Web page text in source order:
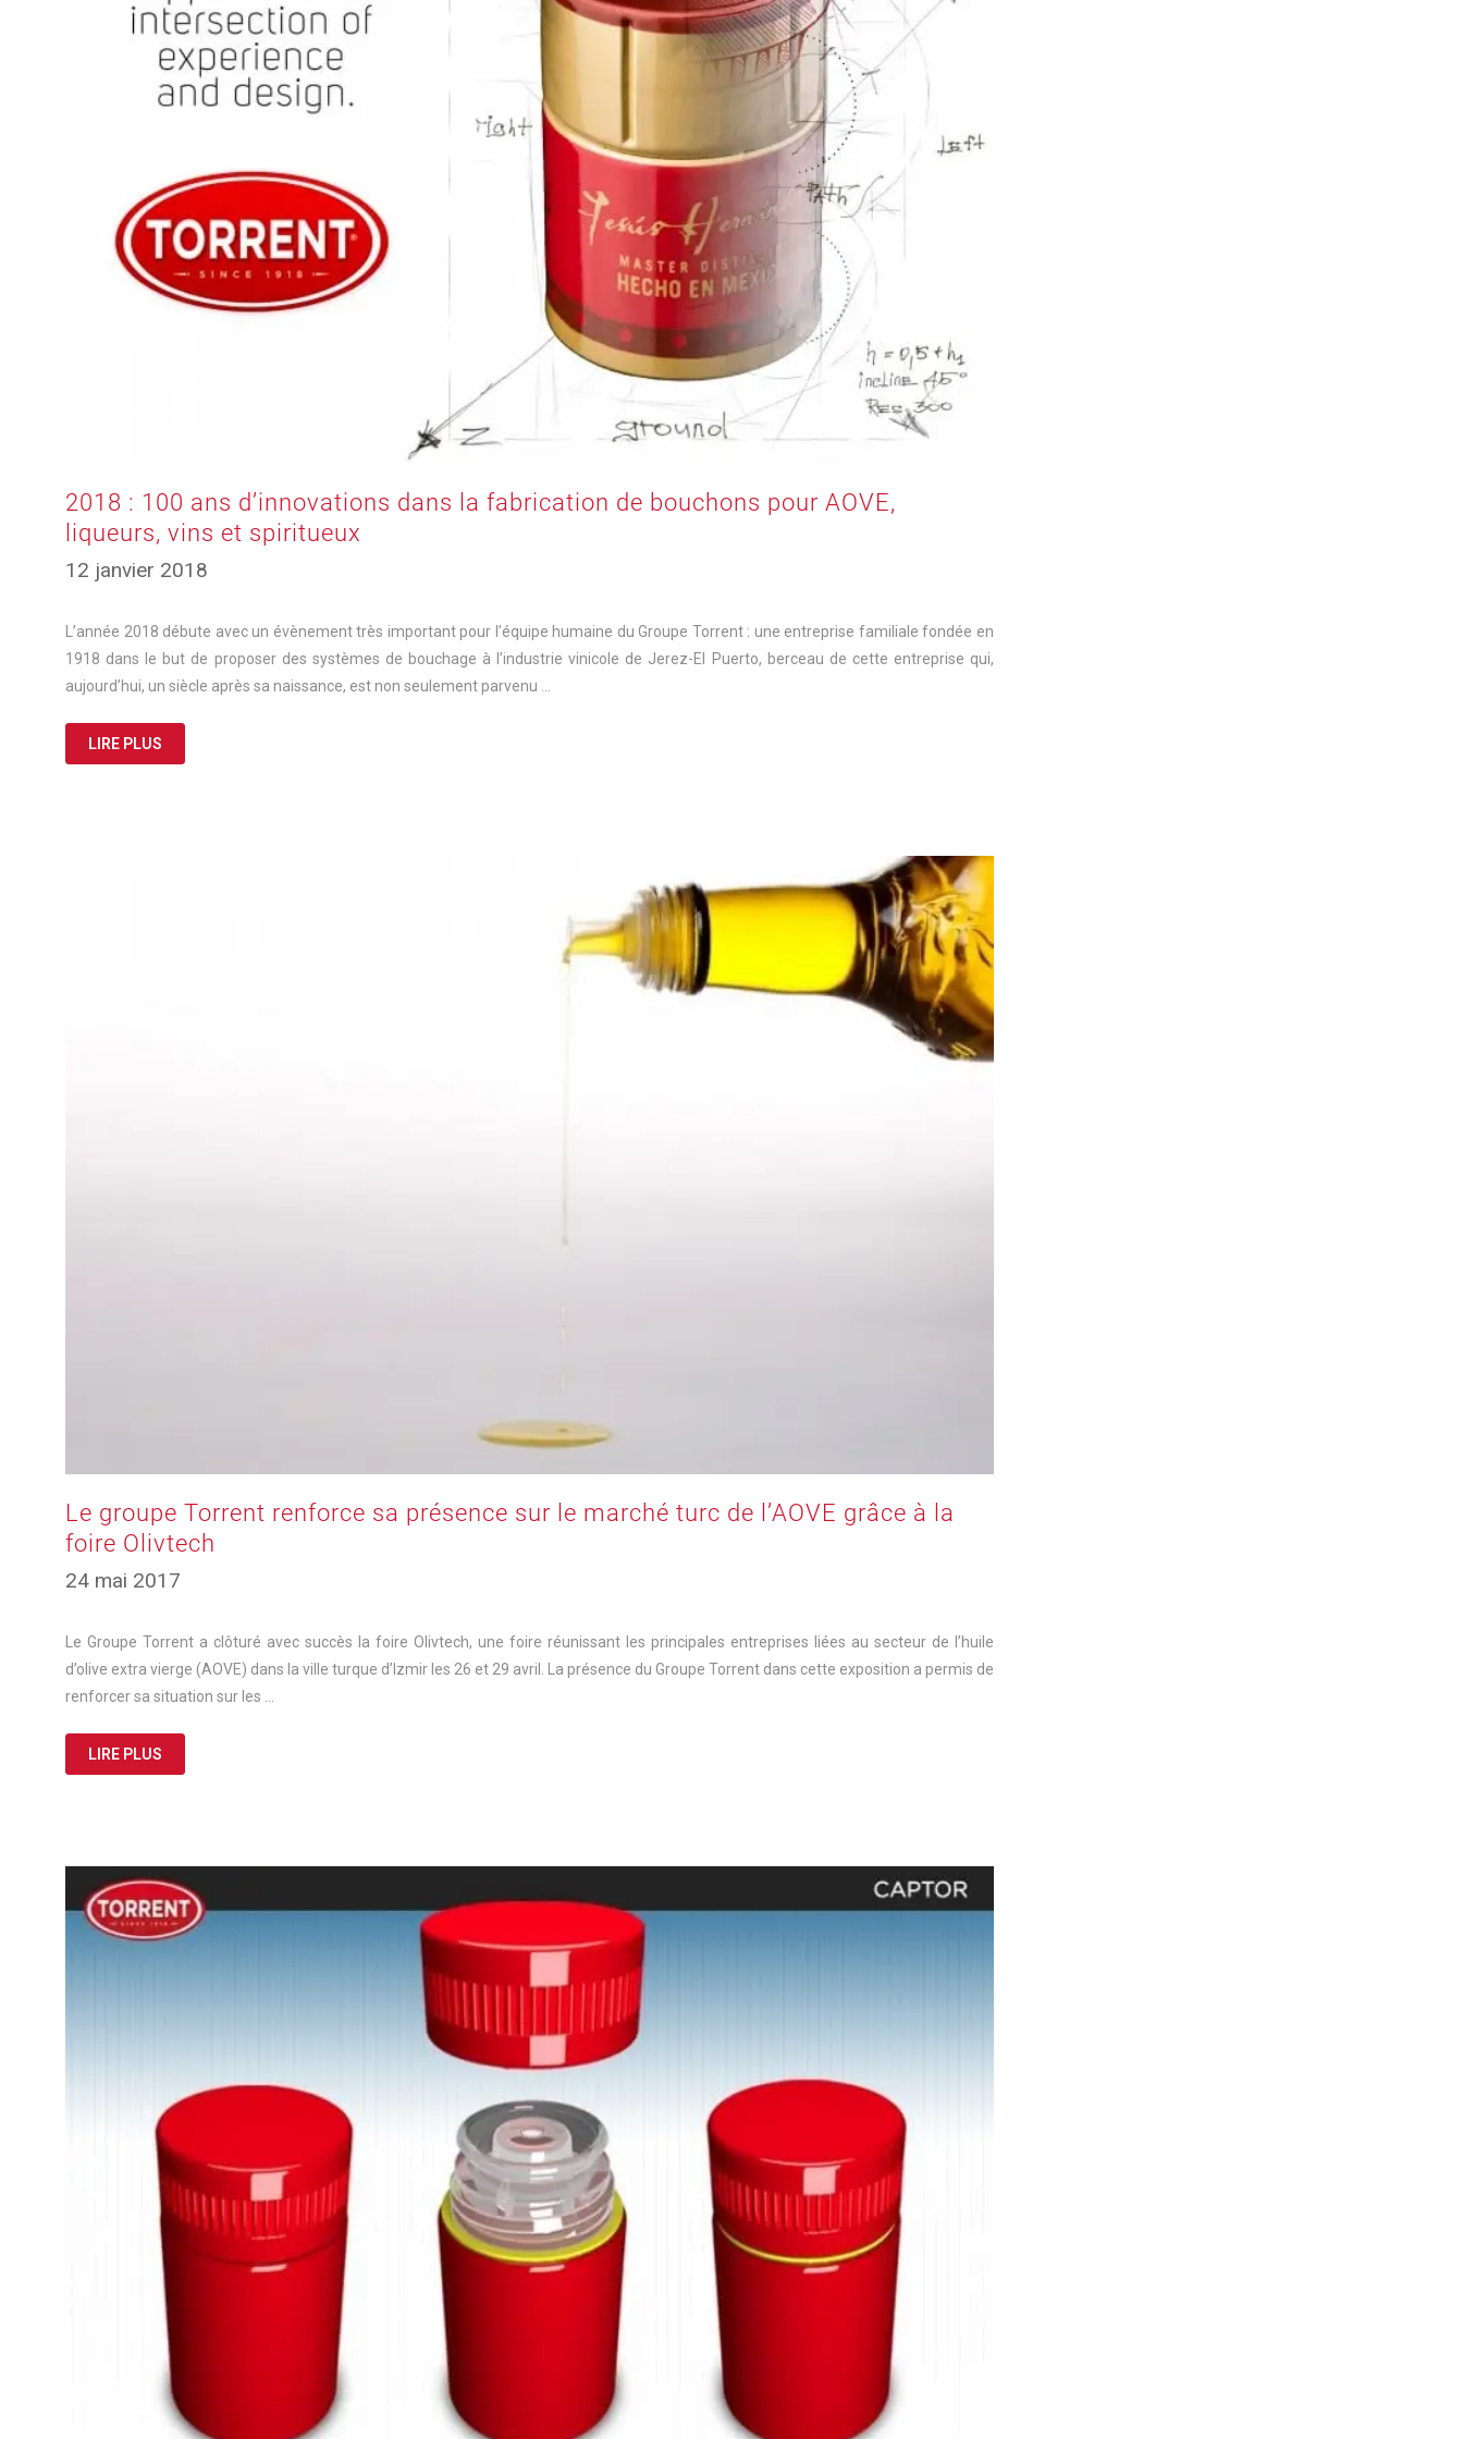
2018 : 100 ans d’innovations dans la fabrication de bouchons pour AOVE,
liqueurs, vins et spiritueux
12 janvier 2018
L’année 2018 débute avec un évènement très important pour l’équipe humaine du Groupe Torrent : une entreprise familiale fondée en
1918 dans le but de proposer des systèmes de bouchage à l’industrie vinicole de Jerez-El Puerto, berceau de cette entreprise qui,
aujourd’hui, un siècle après sa naissance, est non seulement parvenu …
LIRE PLUS
Le groupe Torrent renforce sa présence sur le marché turc de l’AOVE grâce à la
foire Olivtech
24 mai 2017
Le Groupe Torrent a clôturé avec succès la foire Olivtech, une foire réunissant les principales entreprises liées au secteur de l’huile
d’olive extra vierge (AOVE) dans la ville turque d’Izmir les 26 et 29 avril. La présence du Groupe Torrent dans cette exposition a permis de
renforcer sa situation sur les …
LIRE PLUS